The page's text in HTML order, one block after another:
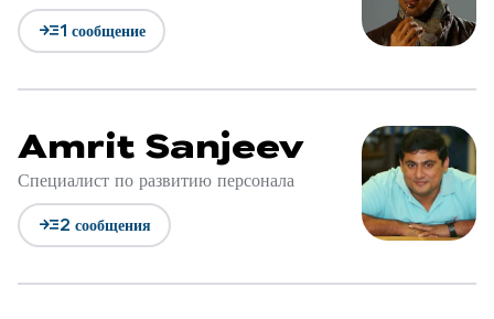
read_more1 сообщение
Amrit Sanjeev
Специалист по развитию персонала
read_more2 сообщения